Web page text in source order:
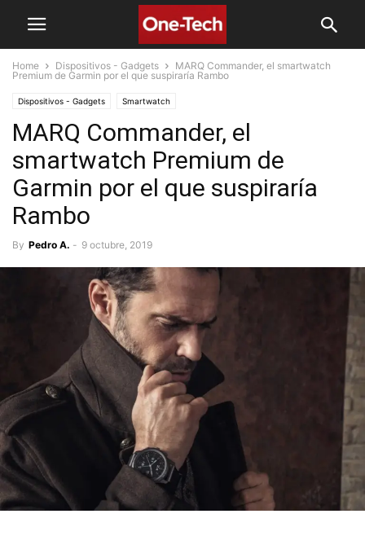
Home Dispositivos - Gadgets
MARQ Commander, el smartwatch
Premium de Garmin por el que suspiraría Rambo
Dispositivos - Gadgets Smartwatch
MARQ Commander, el
smartwatch Premium de
Garmin por el que suspiraría
Rambo
By Pedro A. - 9 octubre, 2019